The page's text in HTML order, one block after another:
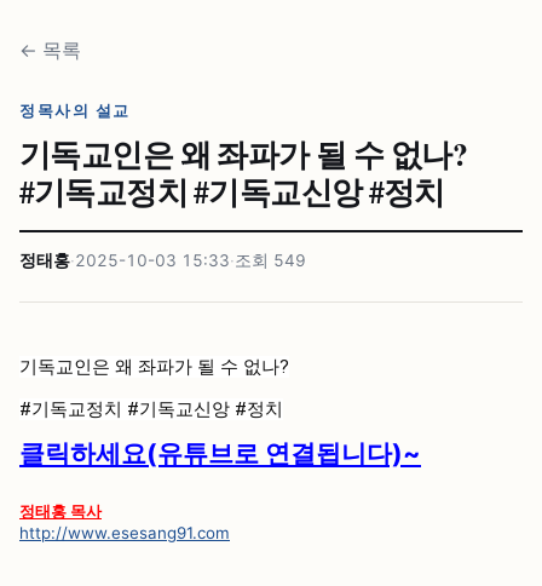
← 목록
정목사의 설교
기독교인은 왜 좌파가 될 수 없나?
#⁠기독교정치 #⁠기독교신앙 #⁠정치
정태홍·2025-10-03 15:33·조회 549
기독교인은 왜 좌파가 될 수 없나?
#기독교정치 #기독교신앙 #정치
클릭하세요(유튜브로 연결됩니다)~
정태홍 목사
http://www.esesang91.com